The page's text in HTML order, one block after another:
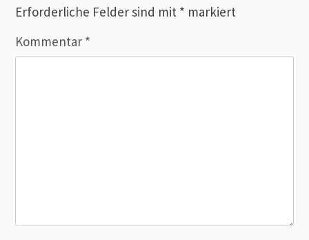
Erforderliche Felder sind mit * markiert
Kommentar *